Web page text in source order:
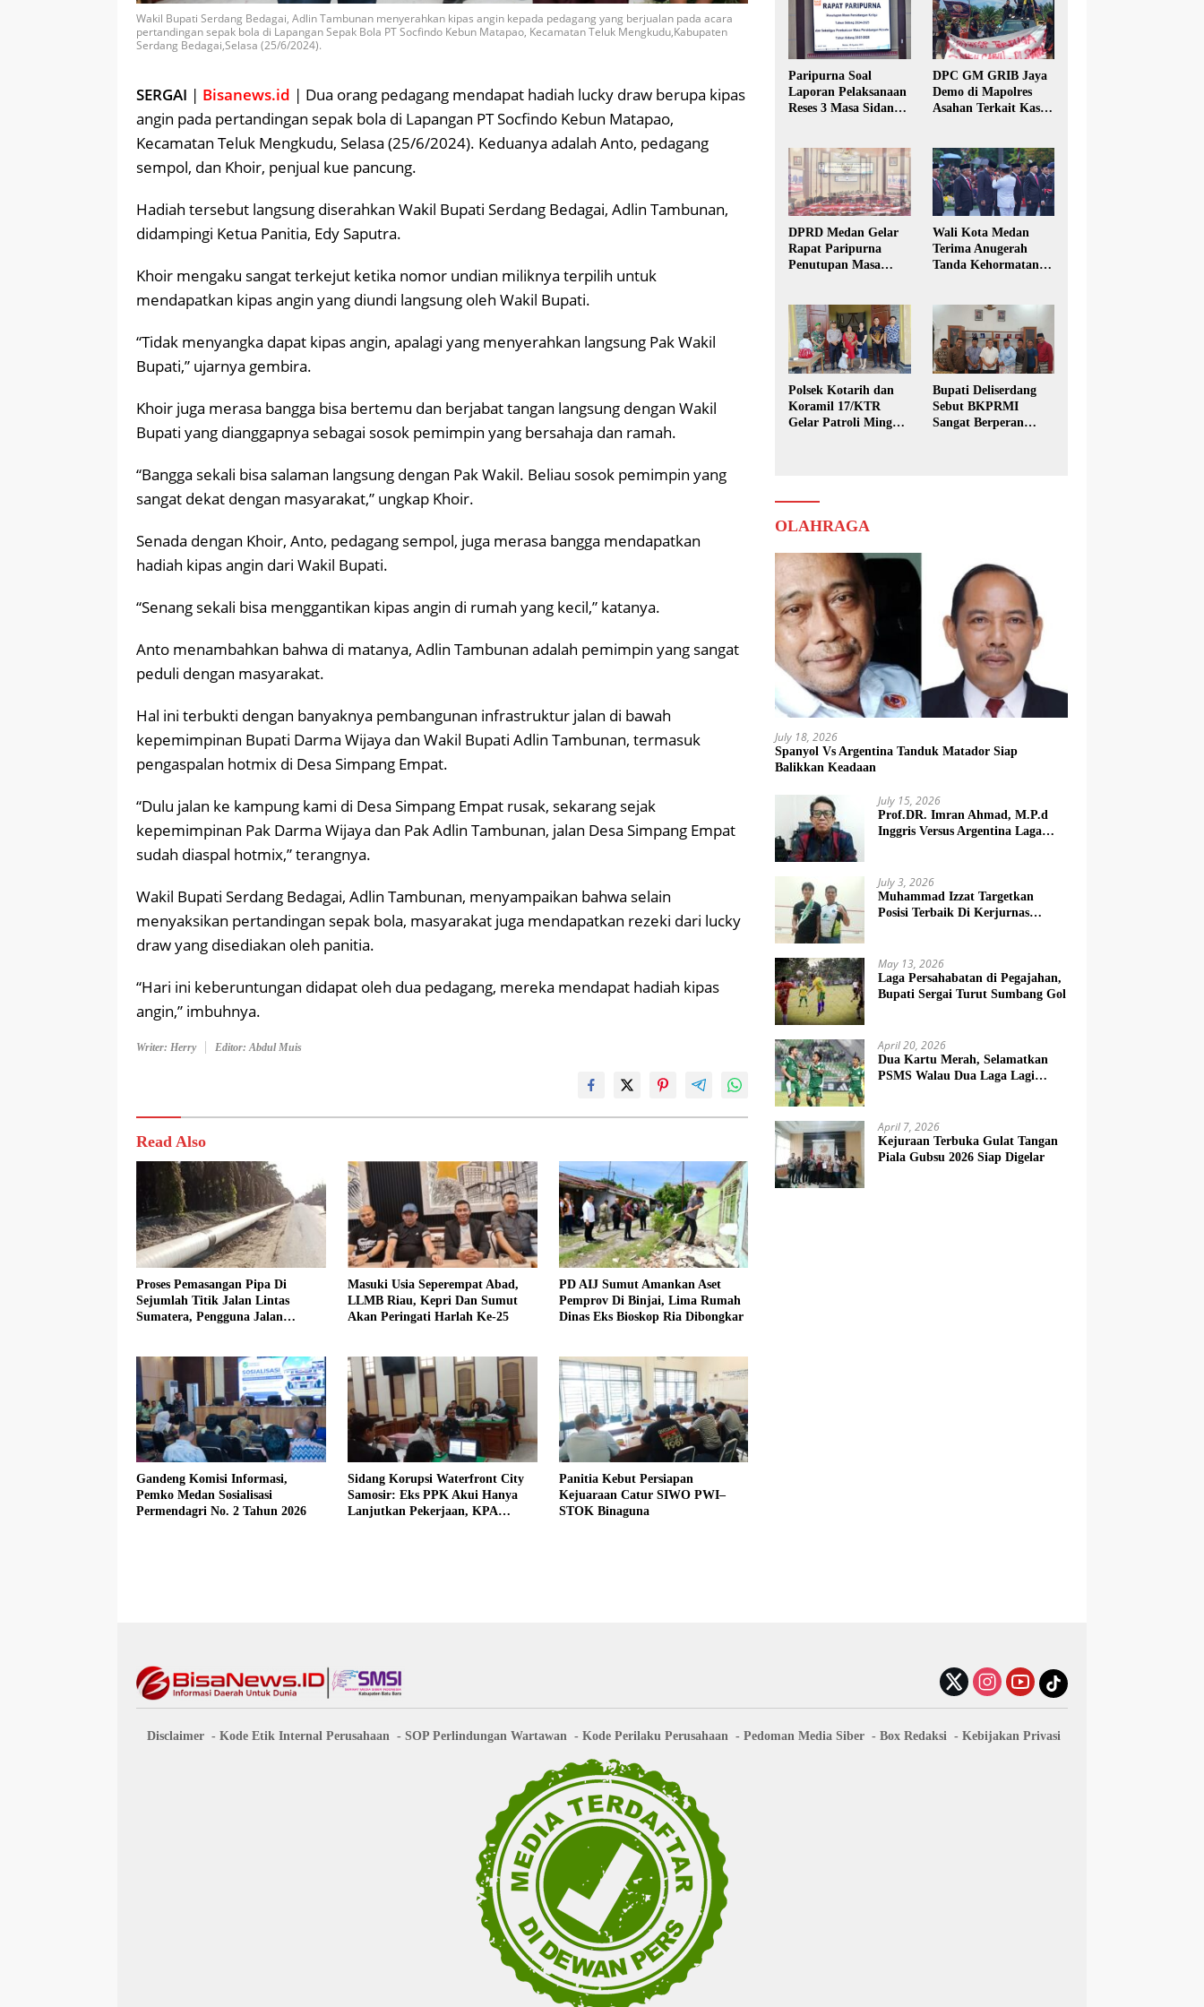
Wakil Bupati Serdang Bedagai, Adlin Tambunan menyerahkan kipas angin kepada pedagang yang berjualan pada acara
pertandingan sepak bola di Lapangan Sepak Bola PT Socfindo Kebun Matapao, Kecamatan Teluk Mengkudu,Kabupaten
Serdang Bedagai,Selasa (25/6/2024).
SERGAI | Bisanews.id | Dua orang pedagang mendapat hadiah lucky draw berupa kipas
angin pada pertandingan sepak bola di Lapangan PT Socfindo Kebun Matapao,
Kecamatan Teluk Mengkudu, Selasa (25/6/2024). Keduanya adalah Anto, pedagang
sempol, dan Khoir, penjual kue pancung.
Hadiah tersebut langsung diserahkan Wakil Bupati Serdang Bedagai, Adlin Tambunan,
didampingi Ketua Panitia, Edy Saputra.
Khoir mengaku sangat terkejut ketika nomor undian miliknya terpilih untuk
mendapatkan kipas angin yang diundi langsung oleh Wakil Bupati.
“Tidak menyangka dapat kipas angin, apalagi yang menyerahkan langsung Pak Wakil
Bupati,” ujarnya gembira.
Khoir juga merasa bangga bisa bertemu dan berjabat tangan langsung dengan Wakil
Bupati yang dianggapnya sebagai sosok pemimpin yang bersahaja dan ramah.
“Bangga sekali bisa salaman langsung dengan Pak Wakil. Beliau sosok pemimpin yang
sangat dekat dengan masyarakat,” ungkap Khoir.
Senada dengan Khoir, Anto, pedagang sempol, juga merasa bangga mendapatkan
hadiah kipas angin dari Wakil Bupati.
“Senang sekali bisa menggantikan kipas angin di rumah yang kecil,” katanya.
Anto menambahkan bahwa di matanya, Adlin Tambunan adalah pemimpin yang sangat
peduli dengan masyarakat.
Hal ini terbukti dengan banyaknya pembangunan infrastruktur jalan di bawah
kepemimpinan Bupati Darma Wijaya dan Wakil Bupati Adlin Tambunan, termasuk
pengaspalan hotmix di Desa Simpang Empat.
“Dulu jalan ke kampung kami di Desa Simpang Empat rusak, sekarang sejak
kepemimpinan Pak Darma Wijaya dan Pak Adlin Tambunan, jalan Desa Simpang Empat
sudah diaspal hotmix,” terangnya.
Wakil Bupati Serdang Bedagai, Adlin Tambunan, menyampaikan bahwa selain
menyaksikan pertandingan sepak bola, masyarakat juga mendapatkan rezeki dari lucky
draw yang disediakan oleh panitia.
“Hari ini keberuntungan didapat oleh dua pedagang, mereka mendapat hadiah kipas
angin,” imbuhnya.
Writer: Herry Editor: Abdul Muis
Read Also
Proses Pemasangan Pipa Di
Sejumlah Titik Jalan Lintas
Sumatera, Pengguna Jalan
Masuki Usia Seperempat Abad,
LLMB Riau, Kepri Dan Sumut
Akan Peringati Harlah Ke-25
PD AIJ Sumut Amankan Aset
Pemprov Di Binjai, Lima Rumah
Dinas Eks Bioskop Ria Dibongkar
Gandeng Komisi Informasi,
Pemko Medan Sosialisasi
Permendagri No. 2 Tahun 2026
Sidang Korupsi Waterfront City
Samosir: Eks PPK Akui Hanya
Lanjutkan Pekerjaan, KPA
Panitia Kebut Persiapan
Kejuaraan Catur SIWO PWI–
STOK Binaguna
Paripurna Soal
Laporan Pelaksanaan
Reses 3 Masa Sidang
DPC GM GRIB Jaya
Demo di Mapolres
Asahan Terkait Kasus
DPRD Medan Gelar
Rapat Paripurna
Penutupan Masa
Wali Kota Medan
Terima Anugerah
Tanda Kehormatan
Polsek Kotarih dan
Koramil 17/KTR
Gelar Patroli Minggu
Bupati Deliserdang
Sebut BKPRMI
Sangat Berperan
OLAHRAGA
July 18, 2026
Spanyol Vs Argentina Tanduk Matador Siap
Balikkan Keadaan
July 15, 2026
Prof.DR. Imran Ahmad, M.P.d
Inggris Versus Argentina Laga
July 3, 2026
Muhammad Izzat Targetkan
Posisi Terbaik Di Kerjurnas
May 13, 2026
Laga Persahabatan di Pegajahan,
Bupati Sergai Turut Sumbang Gol
April 20, 2026
Dua Kartu Merah, Selamatkan
PSMS Walau Dua Laga Lagi
April 7, 2026
Kejuraan Terbuka Gulat Tangan
Piala Gubsu 2026 Siap Digelar
Disclaimer Kode Etik Internal Perusahaan SOP Perlindungan Wartawan Kode Perilaku Perusahaan Pedoman Media Siber Box Redaksi Kebijakan Privasi